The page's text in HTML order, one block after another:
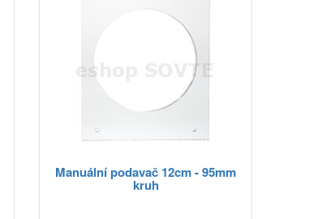
Manuální podavač 12cm - 95mm
kruh